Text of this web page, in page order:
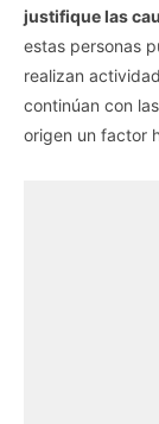
justifique las
estas personas
realizan
continúan con
origen un factor